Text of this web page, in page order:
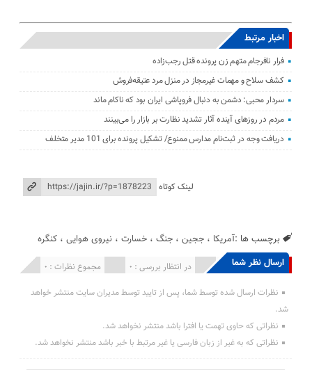
اخبار مرتبط
فرار نافرجام متهم زن پرونده قتل رجب‌زاده
کشف سلاح و مهمات غیرمجاز در منزل مرد عتیقه‌فروش
سردار محبی: دشمن به دنبال فروپاشی ایران بود که ناکام ماند
مردم در روزهای آینده آثار تشدید نظارت بر بازار را می‌بینند
دریافت وجه در ثبت‌نام مدارس ممنوع/ تشکیل پرونده برای 101 مدیر متخلف
لینک کوتاه
برچسب ها :آمریکا ،ججین ،جنگ ،خسارت ، نیروی هوایی ،کنگره
ارسال نظر شما مجموع نظرات : 0 در انتظار بررسی : 0 انتشار یافته : 0
نظرات ارسال شده توسط شما، پس از تایید توسط مدیران سایت منتشر خواهد
شد.
نظراتی که حاوی تهمت یا افترا باشد منتشر نخواهد شد.
نظراتی که به غیر از زبان فارسی یا غیر مرتبط با خبر باشد منتشر نخواهد شد.